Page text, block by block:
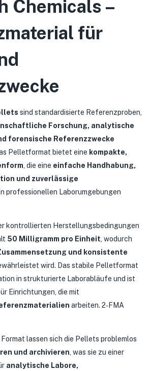
Chemicals –
für
sind standardisierte Referenzproben,
Forschung, analytische
forensische Referenzzwecke
Pelletformat bietet eine kompakte,
, die eine einfache Handhabung,
und zuverlässige
professionellen Laborumgebungen
kontrollierten Herstellungsbedingungen
50 Milligramm pro Einheit , wodurch
und konsistente
wird. Das stabile Pelletformat
in strukturierte Laborabläufe und ist
Einrichtungen, die mit
arbeiten. 2‑FMA
lassen sich die Pellets problemlos
und archivieren , was sie zu einer
analytische Labore,